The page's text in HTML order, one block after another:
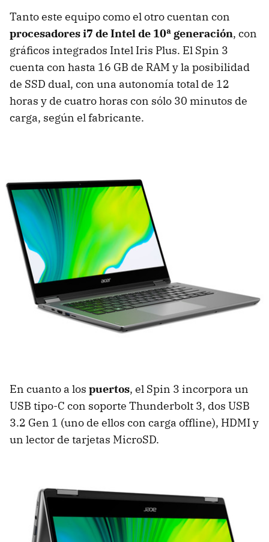
Tanto este equipo como el otro cuentan con
procesadores i7 de Intel de 10ª generación, con
gráficos integrados Intel Iris Plus. El Spin 3
cuenta con hasta 16 GB de RAM y la posibilidad
de SSD dual, con una autonomía total de 12
horas y de cuatro horas con sólo 30 minutos de
carga, según el fabricante.
En cuanto a los puertos, el Spin 3 incorpora un
USB tipo-C con soporte Thunderbolt 3, dos USB
3.2 Gen 1 (uno de ellos con carga offline), HDMI y
un lector de tarjetas MicroSD.